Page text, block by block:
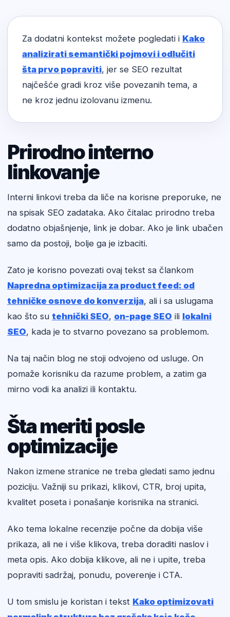
Za dodatni kontekst možete pogledati i Kako
analizirati semantički pojmovi i odlučiti
šta prvo popraviti, jer se SEO rezultat
najčešće gradi kroz više povezanih tema, a
ne kroz jednu izolovanu izmenu.
Prirodno interno
linkovanje
Interni linkovi treba da liče na korisne preporuke, ne
na spisak SEO zadataka. Ako čitalac prirodno treba
dodatno objašnjenje, link je dobar. Ako je link ubačen
samo da postoji, bolje ga je izbaciti.
Zato je korisno povezati ovaj tekst sa člankom
Napredna optimizacija za product feed: od
tehničke osnove do konverzija, ali i sa uslugama
kao što su tehnički SEO, on-page SEO ili lokalni
SEO, kada je to stvarno povezano sa problemom.
Na taj način blog ne stoji odvojeno od usluge. On
pomaže korisniku da razume problem, a zatim ga
mirno vodi ka analizi ili kontaktu.
Šta meriti posle
optimizacije
Nakon izmene stranice ne treba gledati samo jednu
poziciju. Važniji su prikazi, klikovi, CTR, broj upita,
kvalitet poseta i ponašanje korisnika na stranici.
Ako tema lokalne recenzije počne da dobija više
prikaza, ali ne i više klikova, treba doraditi naslov i
meta opis. Ako dobija klikove, ali ne i upite, treba
popraviti sadržaj, ponudu, poverenje i CTA.
U tom smislu je koristan i tekst Kako optimizovati